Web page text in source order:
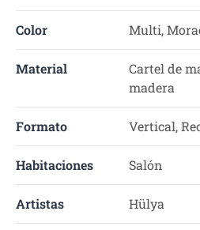
Color Multi,
Material
Cartel de
madera
Formato Vertical,
Habitaciones Salón
Artistas Hülya